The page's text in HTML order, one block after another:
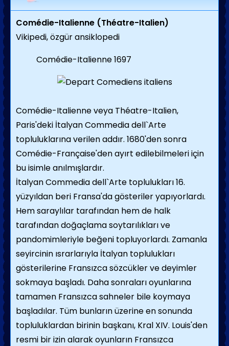
Comédie-Italienne (Théatre-Italien)
Vikipedi, özgür ansiklopedi
Comédie-Italienne 1697
Comédie-Italienne veya Théatre-Italien,
Paris'deki İtalyanCommedia dell`Arte
topluluklarına verilen addır. 1680'den sonra
Comédie-Française'den ayırt edilebilmeleri için
bu isimle anılmışlardır.
İtalyanCommedia dell`Arte toplulukları 16.
yüzyıldan beri Fransa'da gösteriler yapıyorlardı.
Hem saraylılar tarafından hem de halk
tarafından doğaçlama soytarılıkları ve
pandomimleriyle beğeni topluyorlardı. Zamanla
seyircinin ısrarlarıyla İtalyan toplulukları
gösterilerine Fransızca sözcükler ve deyimler
sokmaya başladı. Daha sonraları oyunlarına
tamamen Fransızcasahneler bile koymaya
başladılar. Tüm bunların üzerine en sonunda
topluluklardan birinin başkanı, Kral XIV. Louis'den
resmi bir izin alarak oyunların Fransızca